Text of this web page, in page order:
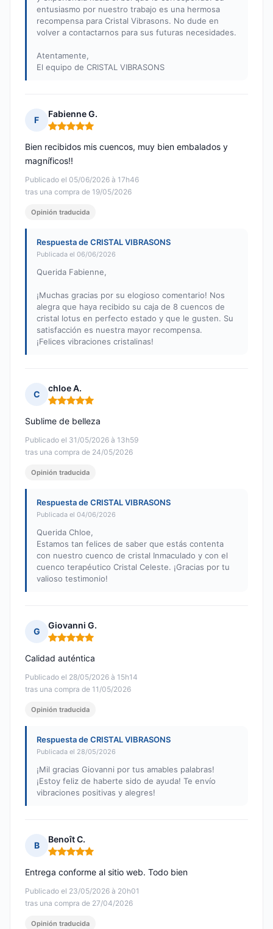
entusiasmo por nuestro trabajo es una hermosa
recompensa para Cristal Vibrasons. No dude en
volver a contactarnos para sus futuras necesidades.
Atentamente,
El equipo de CRISTAL VIBRASONS
F
Fabienne G.
Nota: 5 de 5
Publicado el 05/06/2026 à 17h46
tras una compra de 19/05/2026
Bien recibidos mis cuencos, muy bien embalados y
magníficos!!
Opinión traducida
Respuesta de CRISTAL VIBRASONS
Publicada el 06/06/2026
Querida Fabienne,
¡Muchas gracias por su elogioso comentario! Nos
alegra que haya recibido su caja de 8 cuencos de
cristal lotus en perfecto estado y que le gusten. Su
satisfacción es nuestra mayor recompensa.
¡Felices vibraciones cristalinas!
C
chloe A.
Nota: 5 de 5
Publicado el 31/05/2026 à 13h59
tras una compra de 24/05/2026
Sublime de belleza
Opinión traducida
Respuesta de CRISTAL VIBRASONS
Publicada el 04/06/2026
Querida Chloe,
Estamos tan felices de saber que estás contenta
con nuestro cuenco de cristal Inmaculado y con el
cuenco terapéutico Cristal Celeste. ¡Gracias por tu
valioso testimonio!
G
Giovanni G.
Nota: 5 de 5
Publicado el 28/05/2026 à 15h14
tras una compra de 11/05/2026
Calidad auténtica
Opinión traducida
Respuesta de CRISTAL VIBRASONS
Publicada el 28/05/2026
¡Mil gracias Giovanni por tus amables palabras!
¡Estoy feliz de haberte sido de ayuda! Te envío
vibraciones positivas y alegres!
B
Benoît C.
Nota: 5 de 5
Publicado el 23/05/2026 à 20h01
tras una compra de 27/04/2026
Entrega conforme al sitio web. Todo bien
Opinión traducida